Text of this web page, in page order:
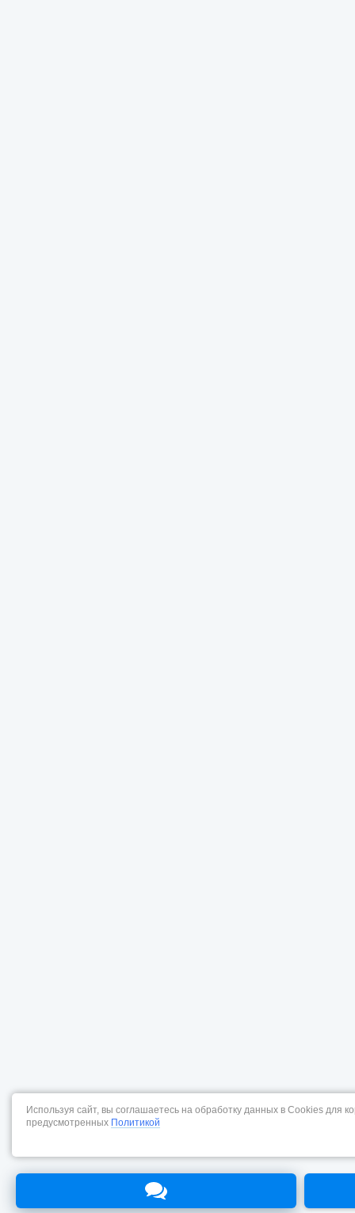
Используя сайт, вы соглашаетесь на обработку данных в Cookies для
предусмотренных Политикой